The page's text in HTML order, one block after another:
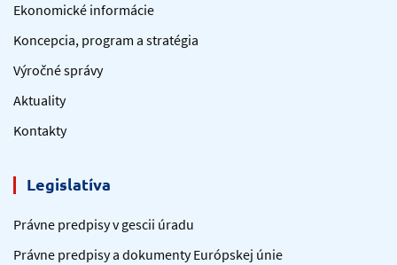
Ekonomické informácie
Koncepcia, program a stratégia
Výročné správy
Aktuality
Kontakty
Legislatíva
Právne predpisy v gescii úradu
Právne predpisy a dokumenty Európskej únie